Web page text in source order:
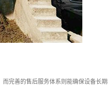
完善的售后服务体系则能确保设备长